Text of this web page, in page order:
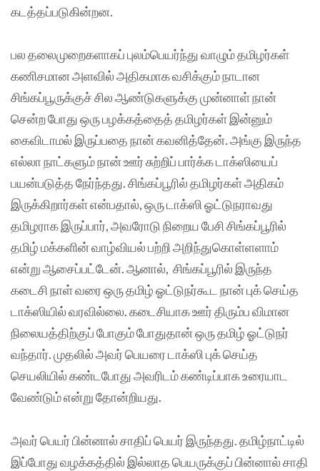
கடத்தப்படுகின்றன.
பல தலைமுறைகளாகப் புலம்பெயர்ந்து வாழும் தமிழர்கள்
கணிசமான அளவில் அதிகமாக வசிக்கும் நாடான
சிங்கப்பூருக்குச் சில ஆண்டுகளுக்கு முன்னாள் நான்
சென்ற போது ஒரு பழக்கத்தைத் தமிழர்கள் இன்னும்
கைவிடாமல் இருப்பதை நான் கவனித்தேன். அங்கு இருந்த
எல்லா நாட்களும் நான் ஊர் சுற்றிப் பார்க்க டாக்ஸியைப்
பயன்படுத்த நேர்ந்தது. சிங்கப்பூரில் தமிழர்கள் அதிகம்
இருக்கிறார்கள் என்பதால், ஒரு டாக்ஸி ஓட்டுநராவது
தமிழராக இருப்பார், அவரோடு நிறைய பேசி சிங்கப்பூரில்
தமிழ் மக்களின் வாழ்வியல் பற்றி அறிந்துகொள்ளளாம்
என்று ஆசைப்பட்டேன். ஆனால், சிங்கப்பூரில் இருந்த
கடைசி நாள் வரை ஒரு தமிழ் ஓட்டுநர்கூட நான் புக் செய்த
டாக்ஸியில் வரவில்லை. கடைசியாக ஊர் திரும்ப விமான
நிலையத்திற்குப் போகும் போதுதான் ஒரு தமிழ் ஓட்டுநர்
வந்தார். முதலில் அவர் பெயரை டாக்ஸி புக் செய்த
செயலியில் கண்டபோது அவரிடம் கண்டிப்பாக உரையாட
வேண்டும் என்று தோன்றியது.
அவர் பெயர் பின்னால் சாதிப் பெயர் இருந்தது. தமிழ்நாட்டில்
இப்போது வழக்கத்தில் இல்லாத பெயருக்குப் பின்னால் சாதி